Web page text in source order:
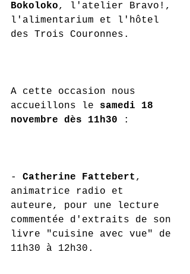
Bokoloko, l'atelier Bravo!,
l'alimentarium et l'hôtel
des Trois Couronnes.
A cette occasion nous
accueillons le samedi 18
novembre dès 11h30 :
- Catherine Fattebert ,
animatrice radio et
auteure, pour une lecture
commentée d'extraits de son
livre "cuisine avec vue" de
11h30 à 12h30.